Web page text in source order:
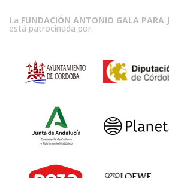
La FUNDACIÓN ANTONIO GALA PARA
está patrocinada por: